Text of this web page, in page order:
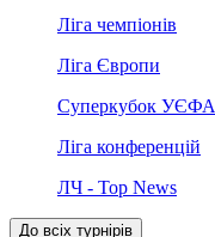
Ліга чемпіонів
Ліга Європи
Суперкубок УЄФА
Ліга конференцій
ЛЧ - Top News
До всіх турнірів